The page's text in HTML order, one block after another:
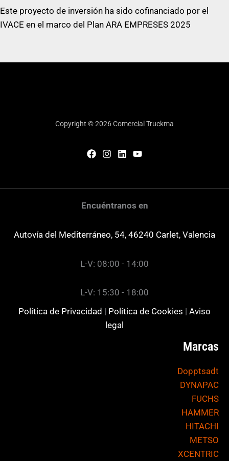
Este proyecto de inversión ha sido cofinanciado por el
IVACE en el marco del Plan ARA EMPRESES 2025
Copyright © 2026 Comercial Truckma
Encuéntranos en
Autovía del Mediterráneo, 54, 46240 Carlet, Valencia
L-V: 08:00 - 14:00
L-V: 15:30 - 18:00
Política de Privacidad | Política de Cookies | Aviso
legal
Marcas
Dopptsadt
DYNAPAC
FUCHS
HAMMER
HITACHI
METSO
XCENTRIC